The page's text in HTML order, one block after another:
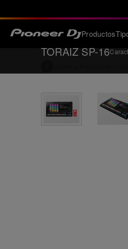
Productos
TORAIZ SP-16